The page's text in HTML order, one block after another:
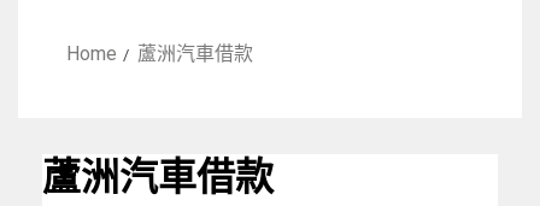
Home 蘆洲汽車借款
蘆洲汽車借款